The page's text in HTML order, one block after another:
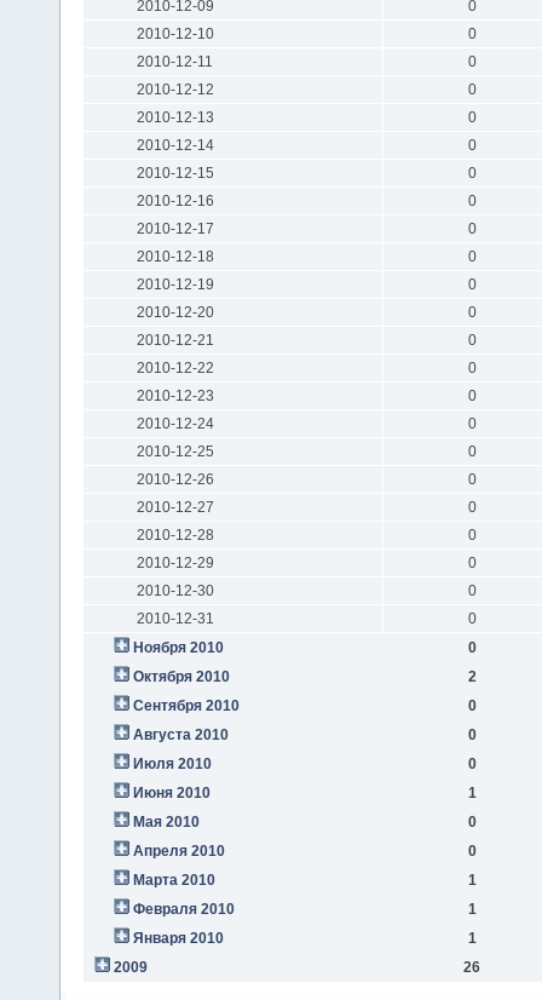
2010-12-09
0
2010-12-10
0
2010-12-11
0
2010-12-12
0
2010-12-13
0
2010-12-14
0
2010-12-15
0
2010-12-16
0
2010-12-17
0
2010-12-18
0
2010-12-19
0
2010-12-20
0
2010-12-21
0
2010-12-22
0
2010-12-23
0
2010-12-24
0
2010-12-25
0
2010-12-26
0
2010-12-27
0
2010-12-28
0
2010-12-29
0
2010-12-30
0
2010-12-31
0
Ноября 2010
0
Октября 2010
2
Сентября 2010
0
Августа 2010
0
Июля 2010
0
Июня 2010
1
Мая 2010
0
Апреля 2010
0
Марта 2010
1
Февраля 2010
1
Января 2010
1
2009
26